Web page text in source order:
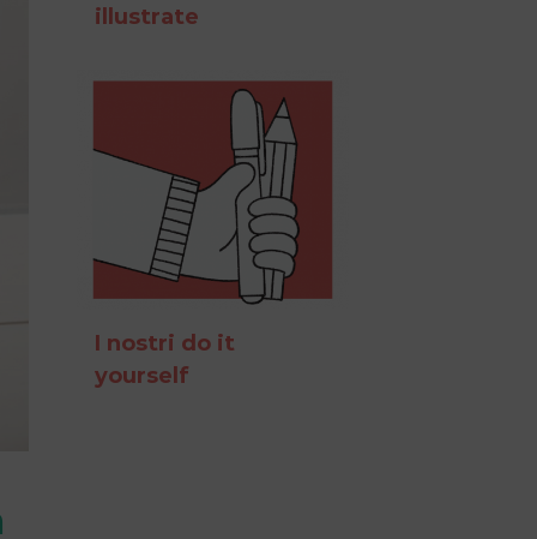
illustrate
I nostri do it
yourself